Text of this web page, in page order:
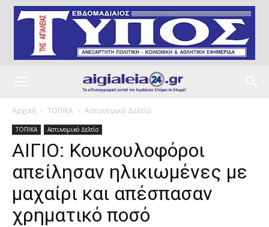
Αρχική ΤΟΠΙΚΑ Αστυνομικό Δελτίο
ΤΟΠΙΚΑ Αστυνομικό Δελτίο
ΑΙΓΙΟ: Κουκουλοφόροι
απείλησαν ηλικιωμένες με
μαχαίρι και απέσπασαν
χρηματικό ποσό